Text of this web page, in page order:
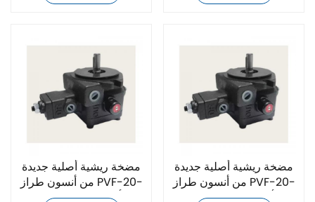
مضخة ريشية أصلية جديدة
من أنسون طراز PVF-20-
55-10 بأفضل سعر
مضخة ريشية أصلية جديدة
من أنسون طراز PVF-20-
35-10 بأفضل سعر